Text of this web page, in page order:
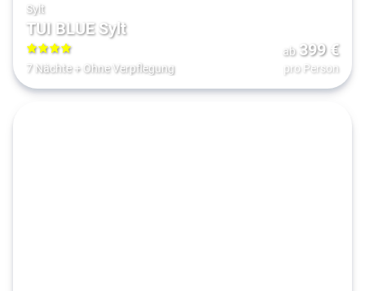
Sylt
TUI BLUE Sylt
4
7 Nächte+ Ohne Verpflegung
ab 399€
pro Person